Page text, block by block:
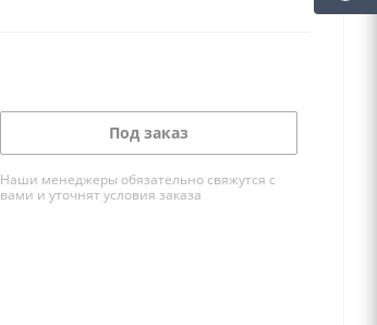
Под заказ
Наши менеджеры обязательно свяжутся с
вами и уточнят условия заказа